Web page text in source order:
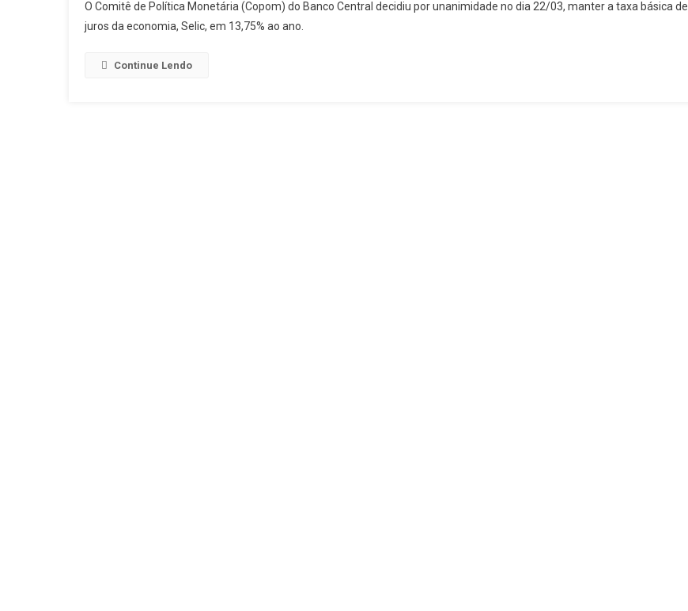
O Comitê de Política Monetária (Copom) do Banco Central decidiu por unanimidade no dia 22/03, manter a taxa básica de
juros da economia, Selic, em 13,75% ao ano.
Continue Lendo